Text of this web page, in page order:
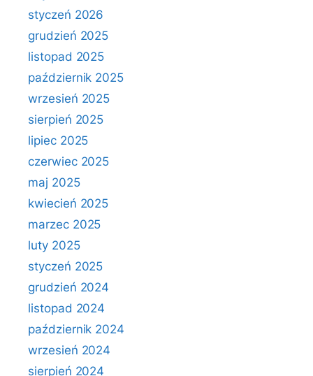
styczeń 2026
grudzień 2025
listopad 2025
październik 2025
wrzesień 2025
sierpień 2025
lipiec 2025
czerwiec 2025
maj 2025
kwiecień 2025
marzec 2025
luty 2025
styczeń 2025
grudzień 2024
listopad 2024
październik 2024
wrzesień 2024
sierpień 2024